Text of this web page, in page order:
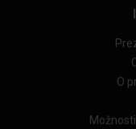
O